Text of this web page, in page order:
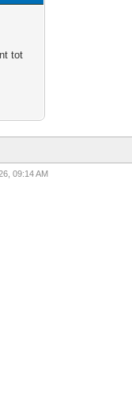
tot
09:14 AM